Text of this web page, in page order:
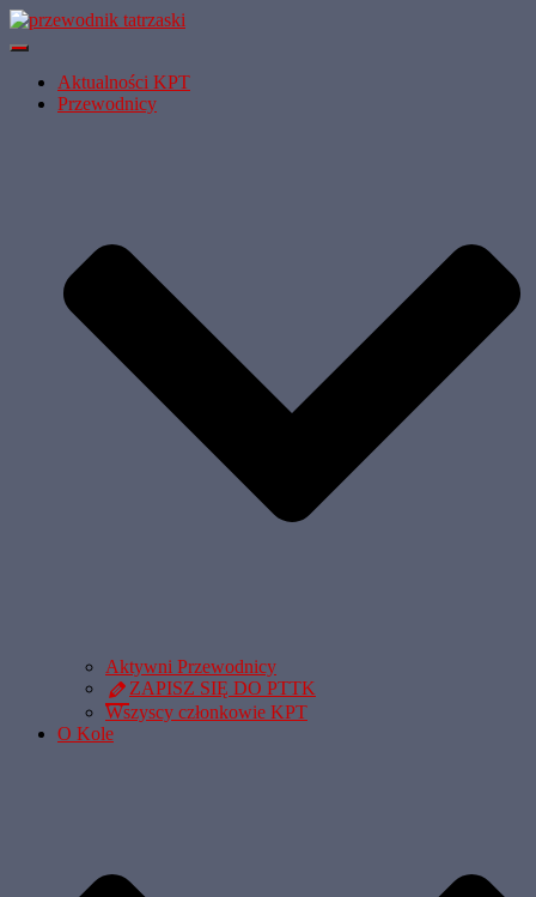
Przełącz Nawigację
Aktualności KPT
Przewodnicy
Aktywni Przewodnicy
ZAPISZ SIĘ DO PTTK
Wszyscy członkowie KPT
O Kole